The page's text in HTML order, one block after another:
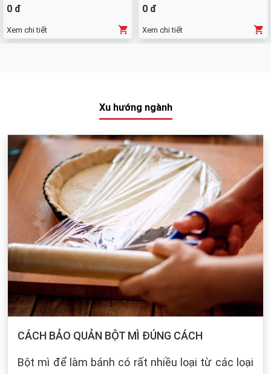
0 đ
Xem chi tiết
0 đ
Xem chi tiết
Xu hướng ngành
CÁCH BẢO QUẢN BỘT MÌ ĐÚNG CÁCH
Bột mì để làm bánh có rất nhiều loại từ các loại